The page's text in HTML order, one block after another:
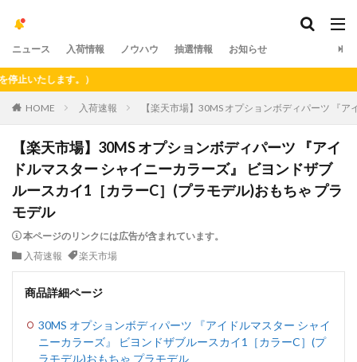
ニュース 入荷情報 ノウハウ 抽選情報 お知らせ
たします。）
HOME 入荷速報 【楽天市場】30MS オプションボディパーツ 『
【楽天市場】30MS オプションボディパーツ 『アイ
ドルマスター シャイニーカラーズ』 ビヨンドザブ
ルースカイ1［カラーC］(プラモデル)おもちゃ プラ
モデル
本ページのリンクには広告が含まれています。
入荷速報
楽天市場
商品詳細ページ
30MS オプションボディパーツ 『アイドルマスター シャイ
ニーカラーズ』 ビヨンドザブルースカイ1［カラーC］(プ
ラモデル)おもちゃ プラモデル